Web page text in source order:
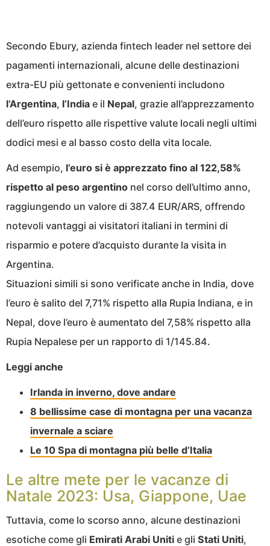
Secondo Ebury, azienda fintech leader nel settore dei
pagamenti internazionali, alcune delle destinazioni
extra-EU più gettonate e convenienti includono
l’Argentina, l’India e il Nepal, grazie all’apprezzamento
dell’euro rispetto alle rispettive valute locali negli ultimi
dodici mesi e al basso costo della vita locale.
Ad esempio, l’euro si è apprezzato fino al 122,58%
rispetto al peso argentino nel corso dell’ultimo anno,
raggiungendo un valore di 387.4 EUR/ARS, offrendo
notevoli vantaggi ai visitatori italiani in termini di
risparmio e potere d’acquisto durante la visita in
Argentina.
Situazioni simili si sono verificate anche in India, dove
l’euro è salito del 7,71% rispetto alla Rupia Indiana, e in
Nepal, dove l’euro è aumentato del 7,58% rispetto alla
Rupia Nepalese per un rapporto di 1/145.84.
Leggi anche
Irlanda in inverno, dove andare
8 bellissime case di montagna per una vacanza
invernale a sciare
Le 10 Spa di montagna più belle d’Italia
Le altre mete per le vacanze di
Natale 2023: Usa, Giappone, Uae
Tuttavia, come lo scorso anno, alcune destinazioni
esotiche come gli Emirati Arabi Uniti e gli Stati Uniti,